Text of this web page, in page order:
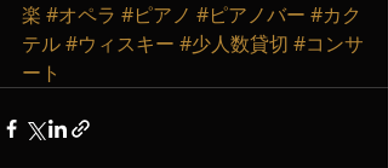
楽 #オペラ #ピアノ #ピアノバー #カク
テル#ウィスキー #少人数貸切 #コンサ
ート